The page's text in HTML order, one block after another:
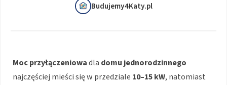
Budujemy4Katy.pl
Moc przyłączeniowadla domu jednorodzinnego
najczęściej mieści się w przedziale 10–15 kW, natomiast